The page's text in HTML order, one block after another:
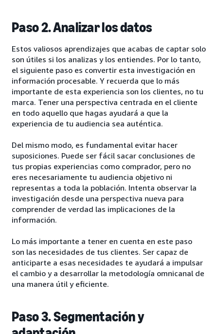
Paso 2. Analizar los datos
Estos valiosos aprendizajes que acabas de captar solo
son útiles si los analizas y los entiendes. Por lo tanto,
el siguiente paso es convertir esta investigación en
información procesable. Y recuerda que lo más
importante de esta experiencia son los clientes, no tu
marca. Tener una perspectiva centrada en el cliente
en todo aquello que hagas ayudará a que la
experiencia de tu audiencia sea auténtica.
Del mismo modo, es fundamental evitar hacer
suposiciones. Puede ser fácil sacar conclusiones de
tus propias experiencias como comprador, pero no
eres necesariamente tu audiencia objetivo ni
representas a toda la población. Intenta observar la
investigación desde una perspectiva nueva para
comprender de verdad las implicaciones de la
información.
Lo más importante a tener en cuenta en este paso
son las necesidades de tus clientes. Ser capaz de
anticiparte a esas necesidades te ayudará a impulsar
el cambio y a desarrollar la metodología omnicanal de
una manera útil y eficiente.
Paso 3. Segmentación y